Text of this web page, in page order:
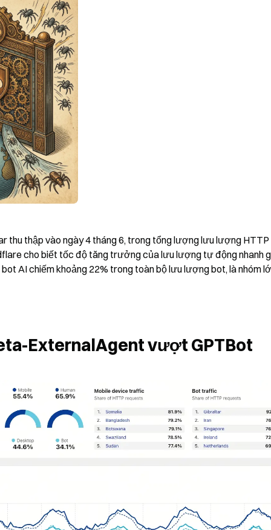
thu thập vào ngày 4 tháng 6, trong tổng lượng lưu lượng
cho biết tốc độ tăng trưởng của lưu lượng tự động nhanh
AI chiếm khoảng 22% trong toàn bộ lưu lượng bot, là nhóm
ExternalAgent vượt GPTBot